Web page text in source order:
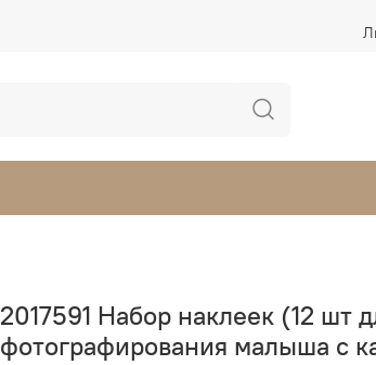
2017591 Набор наклеек (12 шт
фотографирования малыша с